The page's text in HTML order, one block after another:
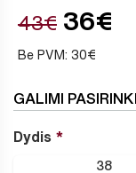
43€ 36€
Be PVM: 30€
GALIMI
Dydis
38